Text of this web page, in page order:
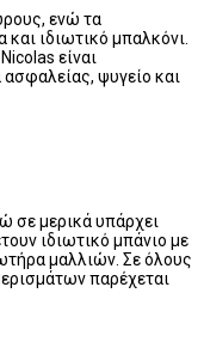
ενώ τα
ιδιωτικό μπαλκόνι.
είναι
ψυγείο και
σε μερικά υπάρχει
ιδιωτικό μπάνιο με
μαλλιών. Σε όλους
παρέχεται